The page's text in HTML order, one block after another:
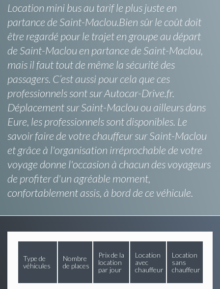
Location mini bus au tarif le plus juste en
partance de Saint-Maclou.Bien sûr le coût doit
être regardé pour le trajet en groupe au départ
de Saint-Maclou en partance de Saint-Maclou,
mais il faut tout de même la sécurité des
passagers. C’est aussi pour cela que ces
professionnels sont sur Autocar-Drive.fr.
Déplacement sur Saint-Maclou ou ailleurs dans
Eure, les professionnels sont disponibles. Le
savoir faire de votre chauffeur sur Saint-Maclou
et grâce à l'organisation irréprochable de votre
voyage donne l'occasion à chacun des voyageurs
de profiter d'un agréable moment,
confortablement assis, à bord de ce véhicule.
Type de
véhicules
Nombre
de places
Prix de la
location
par jour
Location
avec
chauffeur
Location
sans
chauffeur